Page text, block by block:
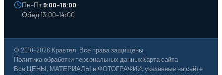
Пн–Пт9:00–18:00
Обед 13:00–14:00
© 2010–2026 Кравтел. Все права защищены.
Политика обработки персональных данныхКарта сайта
Все ЦЕНЫ, МАТЕРИАЛЫ и ФОТОГРАФИИ, указанные на сайте